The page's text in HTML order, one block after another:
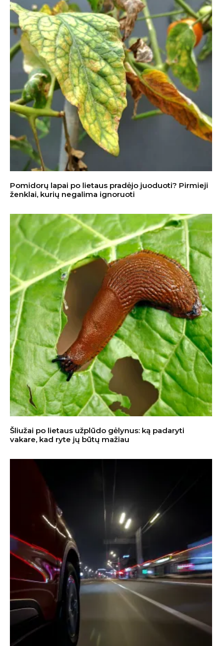
Pomidorų lapai po lietaus pradėjo juoduoti? Pirmieji
ženklai, kurių negalima ignoruoti
Šliužai po lietaus užplūdo gėlynus: ką padaryti
vakare, kad ryte jų būtų mažiau